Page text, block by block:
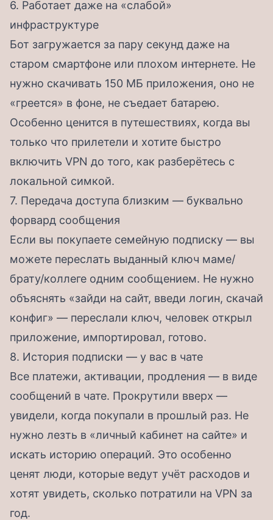
6. Работает даже на «слабой»
инфраструктуре
Бот загружается за пару секунд даже на
старом смартфоне или плохом интернете. Не
нужно скачивать 150 МБ приложения, оно не
«греется» в фоне, не съедает батарею.
Особенно ценится в путешествиях, когда вы
только что прилетели и хотите быстро
включить VPN до того, как разберётесь с
локальной симкой.
7. Передача доступа близким — буквально
форвард сообщения
Если вы покупаете семейную подписку — вы
можете переслать выданный ключ маме/
брату/коллеге одним сообщением. Не нужно
объяснять «зайди на сайт, введи логин, скачай
конфиг» — переслали ключ, человек открыл
приложение, импортировал, готово.
8. История подписки — у вас в чате
Все платежи, активации, продления — в виде
сообщений в чате. Прокрутили вверх —
увидели, когда покупали в прошлый раз. Не
нужно лезть в «личный кабинет на сайте» и
искать историю операций. Это особенно
ценят люди, которые ведут учёт расходов и
хотят увидеть, сколько потратили на VPN за
год.